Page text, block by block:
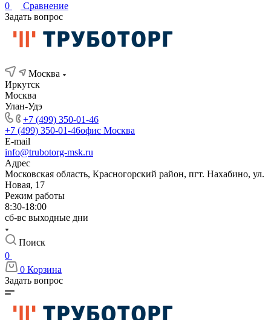
0
Сравнение
Задать вопрос
Москва
Иркутск
Москва
Улан-Удэ
+7 (499) 350-01-46
+7 (499) 350-01-46офис Москва
E-mail
info@trubotorg-msk.ru
Адрес
Московская область, Красногорский район, пгт. Нахабино, ул.
Новая, 17
Режим работы
8:30-18:00
сб-вс выходные дни
Поиск
0
0 Корзина
Задать вопрос